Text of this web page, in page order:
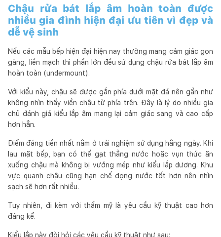
Chậu rửa bát lắp âm hoàn toàn được
nhiều gia đình hiện đại ưu tiên vì đẹp và
dễ vệ sinh
Nếu các mẫu bếp hiện đại hiện nay thường mang cảm giác gọn
gàng, liền mạch thì phần lớn đều sử dụng chậu rửa bát lắp âm
hoàn toàn (undermount).
Với kiểu này, chậu sẽ được gắn phía dưới mặt đá nên gần như
không nhìn thấy viền chậu từ phía trên. Đây là lý do nhiều gia
chủ đánh giá kiểu lắp âm mang lại cảm giác sang và cao cấp
hơn hẳn.
Điểm đáng tiền nhất nằm ở trải nghiệm sử dụng hằng ngày. Khi
lau mặt bếp, bạn có thể gạt thẳng nước hoặc vụn thức ăn
xuống chậu mà không bị vướng mép như kiểu lắp dương. Khu
vực quanh chậu cũng hạn chế đọng nước tốt hơn nên nhìn
sạch sẽ hơn rất nhiều.
Tuy nhiên, đi kèm với thẩm mỹ là yêu cầu kỹ thuật cao hơn
đáng kể.
Kiểu lắp này đòi hỏi các yêu cầu kỹ thuật như sau: